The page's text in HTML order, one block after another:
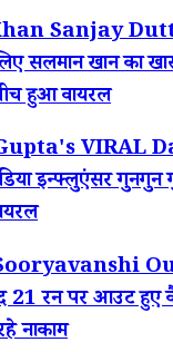
Sanjay
सलमान खान का
हुआ वायरल
VIRAL
इन्फ्लुएंसर गुनगुन
रन पर आउट हुए
नाकाम